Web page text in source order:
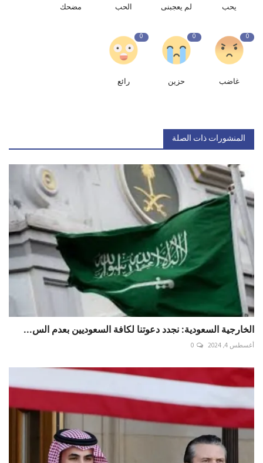
يحب لم يعجبنى الحب مضحك
0
غاضب
0
حزين
0
رائع
المنشورات ذات الصلة
الخارجية السعودية: نجدد دعوتنا لكافة السعوديين بعدم الس...
أغسطس 4, 2024 0